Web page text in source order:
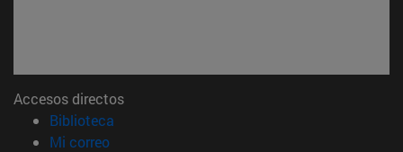
Accesos directos
Biblioteca
Mi correo(abre en nueva ventana)